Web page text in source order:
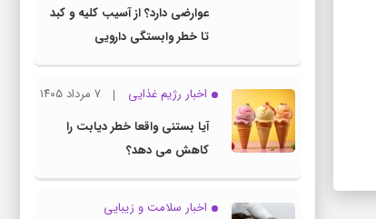
عوارضی دارد؟ از آسیب کلیه و کبد
تا خطر وابستگی دارویی
اخبار رژیم غذایی
۷ مرداد ۱۴۰۵
آیا بستنی واقعا خطر دیابت را
کاهش می دهد؟
اخبار سلامت و زیبایی